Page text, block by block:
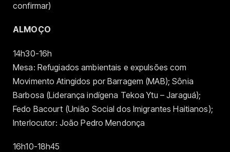
confirmar)
ALMOÇO
14h30-16h
Mesa: Refugiados ambientais e expulsões com
Movimento Atingidos por Barragem (MAB); Sônia
Barbosa (Liderança indígena Tekoa Ytu – Jaraguá);
Fedo Bacourt (União Social dos Imigrantes Haitianos);
Interlocutor: João Pedro Mendonça
16h10-18h45